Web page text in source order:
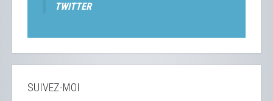
TWITTER
SUIVEZ-MOI